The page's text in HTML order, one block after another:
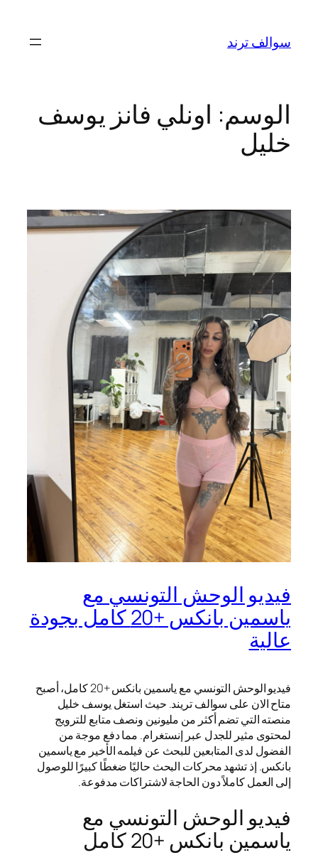
المحتوى
سوالف ترند
الوسم: اونلي فانز يوسف
خليل
فيديو الوحش التونسي مع
ياسمين بانكس +20 كامل بجودة
عالية
فيديو الوحش التونسي مع ياسمين بانكس +20 كامل، أصبح
متاح الان على سوالف تريند. حيث استغل يوسف خليل
منصته التي تضم أكثر من مليونين ونصف متابع للترويج
لمحتوى مثير للجدل عبر إنستغرام. مما دفع موجة من
الفضول لدى المتابعين للبحث عن فيلمه الأخير مع ياسمين
بانكس. إذ تشهد محركات البحث حاليًا ضغطًا كبيرًا للوصول
إلى العمل كاملاً دون الحاجة لاشتراكات مدفوعة.
فيديو الوحش التونسي مع
ياسمين بانكس +20 كامل